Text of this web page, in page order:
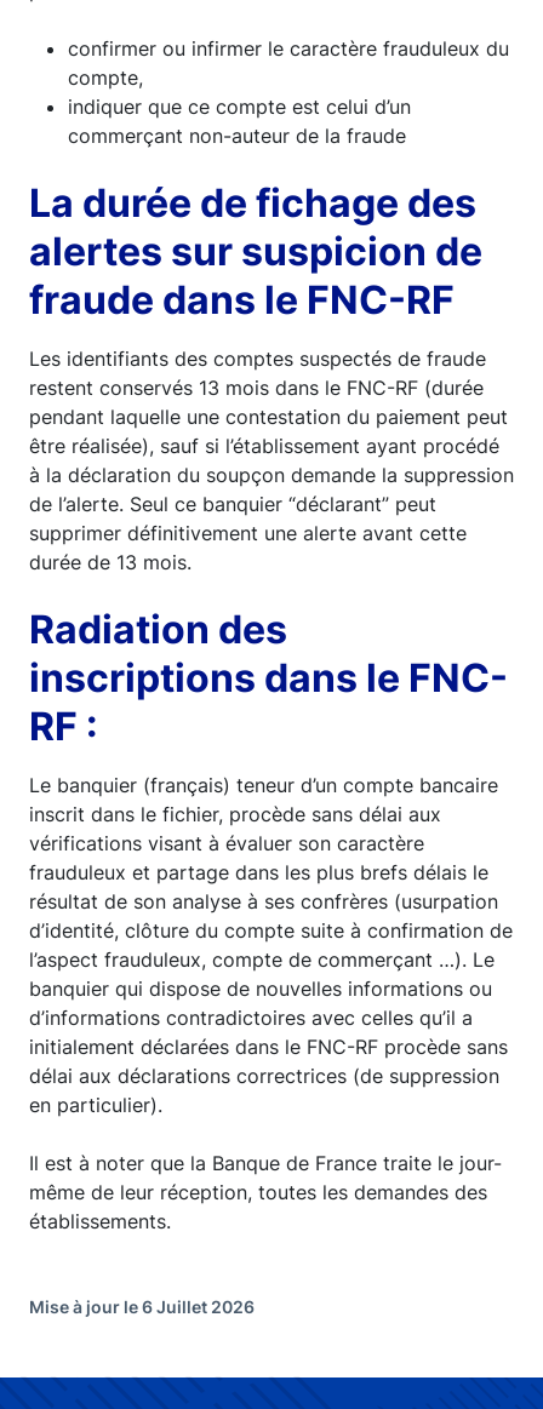
confirmer ou infirmer le caractère frauduleux du
compte,
indiquer que ce compte est celui d’un
commerçant non-auteur de la fraude
La durée de fichage des
alertes sur suspicion de
fraude dans le FNC-RF
Les identifiants des comptes suspectés de fraude
restent conservés 13 mois dans le FNC-RF (durée
pendant laquelle une contestation du paiement peut
être réalisée), sauf si l’établissement ayant procédé
à la déclaration du soupçon demande la suppression
de l’alerte. Seul ce banquier “déclarant” peut
supprimer définitivement une alerte avant cette
durée de 13 mois.
Radiation des
inscriptions dans le FNC-
RF :
Le banquier (français) teneur d’un compte bancaire
inscrit dans le fichier, procède sans délai aux
vérifications visant à évaluer son caractère
frauduleux et partage dans les plus brefs délais le
résultat de son analyse à ses confrères (usurpation
d’identité, clôture du compte suite à confirmation de
l’aspect frauduleux, compte de commerçant …). Le
banquier qui dispose de nouvelles informations ou
d’informations contradictoires avec celles qu’il a
initialement déclarées dans le FNC-RF procède sans
délai aux déclarations correctrices (de suppression
en particulier).
Il est à noter que la Banque de France traite le jour-
même de leur réception, toutes les demandes des
établissements.
Mise à jour le 6 Juillet 2026